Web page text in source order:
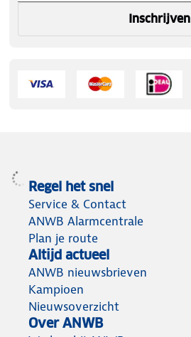
Inschrijven
Regel het snel
Service & Contact
ANWB Alarmcentrale
Plan je route
Altijd actueel
ANWB nieuwsbrieven
Kampioen
Nieuwsoverzicht
Over ANWB